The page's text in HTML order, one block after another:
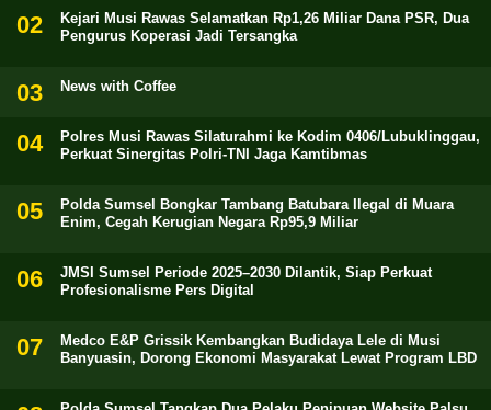
Kejari Musi Rawas Selamatkan Rp1,26 Miliar Dana PSR, Dua
Pengurus Koperasi Jadi Tersangka
News with Coffee
Polres Musi Rawas Silaturahmi ke Kodim 0406/Lubuklinggau,
Perkuat Sinergitas Polri-TNI Jaga Kamtibmas
Polda Sumsel Bongkar Tambang Batubara Ilegal di Muara
Enim, Cegah Kerugian Negara Rp95,9 Miliar
JMSI Sumsel Periode 2025–2030 Dilantik, Siap Perkuat
Profesionalisme Pers Digital
Medco E&P Grissik Kembangkan Budidaya Lele di Musi
Banyuasin, Dorong Ekonomi Masyarakat Lewat Program LBD